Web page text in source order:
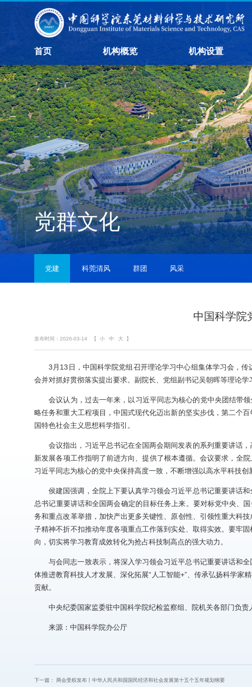
首页 机构概览 机构设置
党群文化
党建 科莞清风 群团 风采
中国科学院
发布时间：2026-03-14 【小 中 大 】
3月13日，中国科学院党组召开理论学习中心组集体学习会，
会并对抓好贯彻落实提出要求。副院长、党组副书记吴朝晖等理论
会议认为，过去一年来，以习近平同志为核心的党中央团结带
略任务和重大工程项目，中国式现代化迈出新的坚实步伐，第二个
国特色社会主义思想科学指引。
会议指出，习近平总书记在全国两会期间发表的系列重要讲话
新发展各项工作指明了前进方向、提供了根本遵循。会议要求，全
习近平同志为核心的党中央保持高度一致，不断增强以高水平科技
侯建国强调，全院上下要认真学习领会习近平总书记重要讲话
总书记重要讲话和全国两会确定的目标任务上来。要对标党中央、
务和重点改革举措，加快产出更多关键性、原创性、引领性重大科
子精神不折不扣推动年度各项重点工作落到实处、取得实效。要牢
向，切实将学习教育成效转化为抢占科技制高点的强大动力。
与会同志一致表示，将深入学习领会习近平总书记重要讲话和
体推进教育科技人才发展、深化拓展“人工智能+”、传承弘扬科学
贡献。
中央纪委国家监委驻中国科学院纪检监察组、院机关各部门负责
来源：中国科学院办公厅
下一篇： 两会受权发布丨中华人民共和国国民经济和社会发展第十五个五年规划纲要